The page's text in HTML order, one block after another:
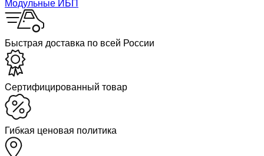
Быстрая доставка по всей России
Cертифицированный товар
Гибкая ценовая политика